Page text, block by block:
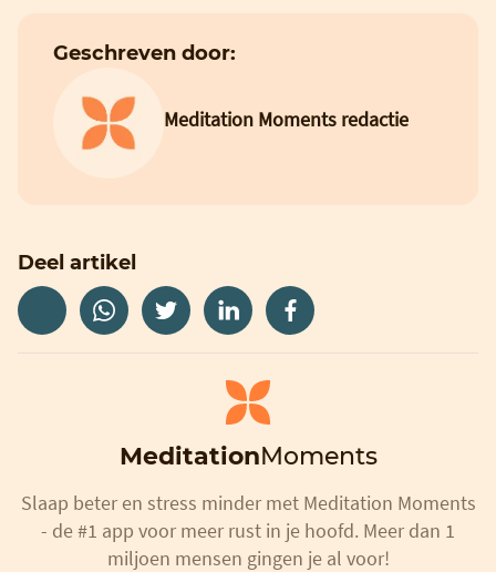
Geschreven door:
Meditation Moments redactie
Deel artikel
MeditationMoments
Slaap beter en stress minder met Meditation Moments
- de #1 app voor meer rust in je hoofd. Meer dan 1
miljoen mensen gingen je al voor!